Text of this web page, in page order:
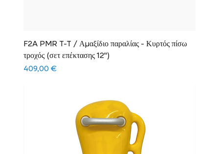
F2A PMR T-T / Αμαξίδιο παραλίας - Κυρτός πίσω
τροχός (σετ επέκτασης 12")
Τιμή
409,00 €